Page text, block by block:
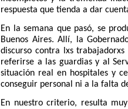
respuesta que tienda a dar
En la semana que pasó, se
Buenos Aires. Allí, la
discurso contra lxs
referirse a las guardias y al
situación real en hospitales y
conseguir personal ni a la falta
En nuestro criterio, resulta